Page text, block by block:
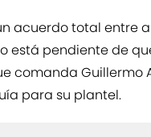
acuerdo total entre
está pendiente de
comanda Guillermo
para su plantel.